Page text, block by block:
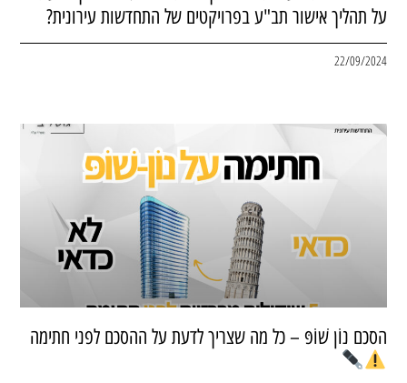
על תהליך אישור תב"ע בפרויקטים של התחדשות עירונית?
22/09/2024
הסכם נוֹן שׁוֹפּ – כל מה שצריך לדעת על ההסכם לפני חתימה